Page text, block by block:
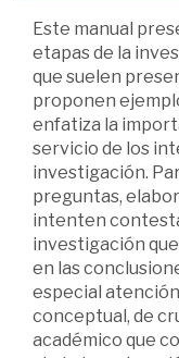
Este manual
etapas de la
que suelen
proponen
enfatiza la
servicio de los
investigación.
preguntas,
intenten
investigación
en las
especial
conceptual, de
académico que